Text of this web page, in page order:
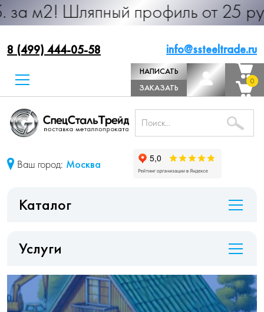
профиль от 25 руб. за м.п.
8 (499) 444-05-58 info@ssteeltrade.ru
НАПИСАТЬ
ДИРЕКТОРУ
ЗАКАЗАТЬ
ЗВОНОК
0
0
Ваш город: Москва
Каталог
Услуги